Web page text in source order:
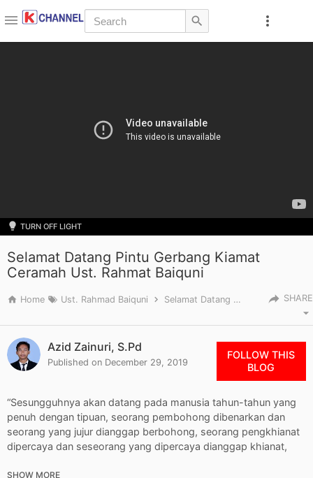
Skip to main content
TURN OFF LIGHT
Selamat Datang Pintu Gerbang Kiamat
Ceramah Ust. Rahmat Baiquni
Home Ust. Rahmad Baiquni Selamat Datang Pintu Gerbang Kiamat Ceramah Ust. Rahmat Baiquni SHARE
Azid Zainuri, S.Pd
Published on December 29, 2019
FOLLOW THIS
BLOG
“Sesungguhnya akan datang pada manusia tahun-tahun yang
penuh dengan tipuan, seorang pembohong dibenarkan dan
seorang yang jujur dianggap berbohong, seorang pengkhianat
dipercaya dan seseorang yang dipercaya dianggap khianat,
beliau, “Siapakah Ruwaibidhah itu?” Beliau menjawab, “Ia adalah